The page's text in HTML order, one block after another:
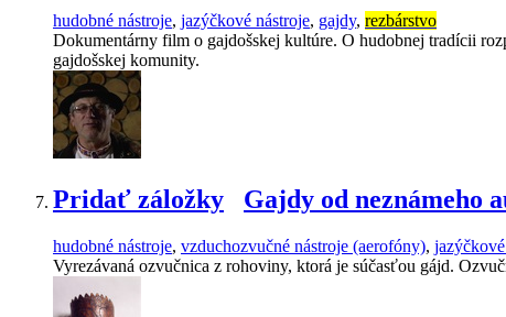
hudobné nástroje, jazýčkové nástroje, gajdy, rezbárstvo
Dokumentárny film o gajdošskej kultúre. O hudobnej tradícii
gajdošskej komunity.
Pridať záložky Gajdy od neznámeho
hudobné nástroje, vzduchozvučné nástroje (aerofóny),
Vyrezávaná ozvučnica z rohoviny, ktorá je súčasťou gájd.